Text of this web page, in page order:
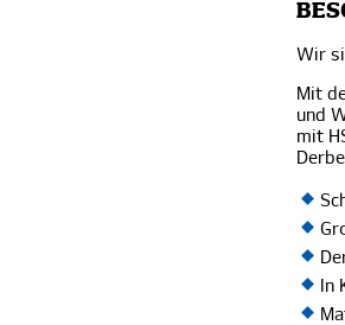
Wir
Mit
und
mit
In